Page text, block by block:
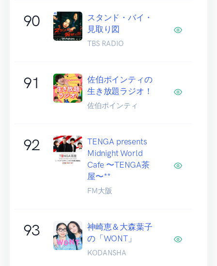
90
スタンド・バイ・
見取り図
TBS RADIO
91
佐伯ポインティの
生き放題ラジオ！
佐伯ポインティ
92
TENGA presents
Midnight World
Cafe 〜TENGA茶
屋〜**
FM大阪
93
神崎恵＆大森葉子
の「WONT」
KODANSHA